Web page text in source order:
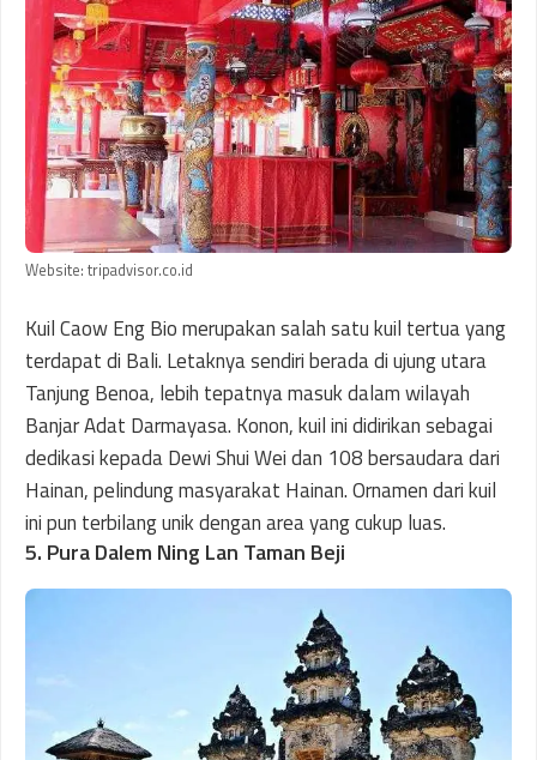
Website: tripadvisor.co.id
Kuil Caow Eng Bio merupakan salah satu kuil tertua yang
terdapat di Bali. Letaknya sendiri berada di ujung utara
Tanjung Benoa, lebih tepatnya masuk dalam wilayah
Banjar Adat Darmayasa. Konon, kuil ini didirikan sebagai
dedikasi kepada Dewi Shui Wei dan 108 bersaudara dari
Hainan, pelindung masyarakat Hainan. Ornamen dari kuil
ini pun terbilang unik dengan area yang cukup luas.
5. Pura Dalem Ning Lan Taman Beji